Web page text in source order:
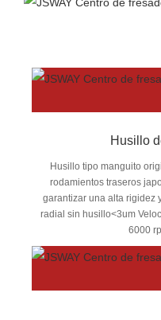
Husillo
Husillo tipo manguito
rodamientos traseros
garantizar una alta rigidez
radial sin husillo<3um